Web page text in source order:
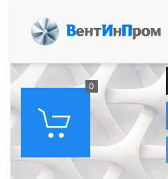
ВентИнПром
0